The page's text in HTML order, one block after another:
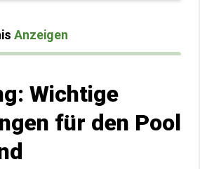
Anzeigen
Wichtige
für den Pool